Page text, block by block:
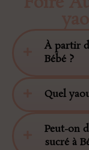
À partir
Bébé ?
Quel
Peut-on
sucré à